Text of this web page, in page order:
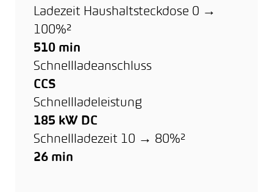
Ladezeit Haushaltsteckdose 0 →
100%²
510 min
Schnellladeanschluss
CCS
Schnellladeleistung
185 kW DC
Schnellladezeit 10 → 80%²
26 min